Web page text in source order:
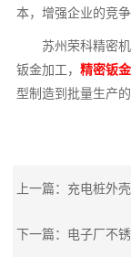
本，增强企业的竞争
苏州荣科精密
钣金加工，精密钣
型制造到批量生产
上一篇： 充电桩外
下一篇： 电子厂不